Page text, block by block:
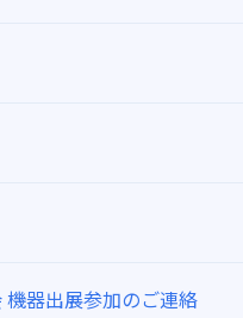
器出展参加のご連絡